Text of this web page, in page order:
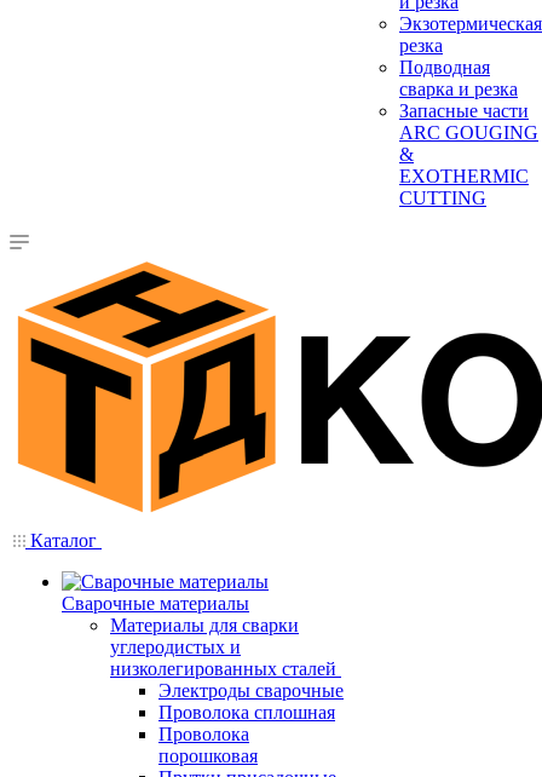
Экзотермическая
резка
Подводная
сварка и резка
Запасные части
ARC GOUGING
&
EXOTHERMIC
CUTTING
Каталог
Сварочные материалы
Материалы для сварки
углеродистых и
низколегированных сталей
Электроды сварочные
Проволока сплошная
Проволока
порошковая